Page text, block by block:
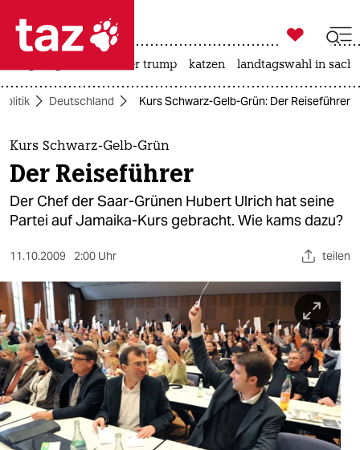
 taz zahl ich
taz zahl ich
themen
politik
öko
gesellschaft
kultur
sport
berlin
nord
wahrheit

taz zahl ich
usa unter trump katzen landtagswahl in
Politik Deutschland Kurs Schwarz-Gelb-Grün: Der Reiseführer
Kurs Schwarz-Gelb-Grün
Der Reiseführer
Der Chef der Saar-Grünen Hubert Ulrich hat seine
Partei auf Jamaika-Kurs gebracht. Wie kams dazu?
11.10.2009 2:00 Uhr teilen